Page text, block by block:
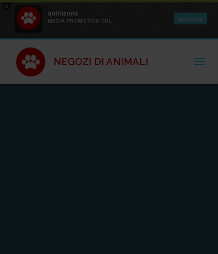
×
quiinzona
MEDIA PROMOTION SRL scarica
NEGOZI DI ANIMALI